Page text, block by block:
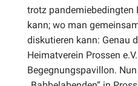
trotz pandemiebedingten
kann; wo man
diskutieren kann: Genau
Heimatverein Prossen
Begegnungspavillon.